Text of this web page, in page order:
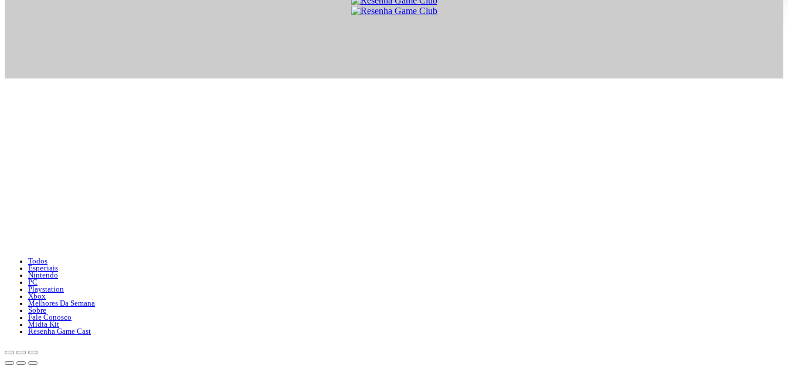
Todos
Especiais
Nintendo
PC
Playstation
Xbox
Melhores Da Semana
Sobre
Fale Conosco
Midia Kit
Resenha Game Cast